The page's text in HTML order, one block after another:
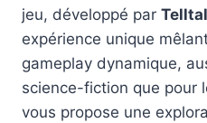
jeu, développé par
expérience unique
gameplay dynamique,
science-fiction que pour
vous propose une